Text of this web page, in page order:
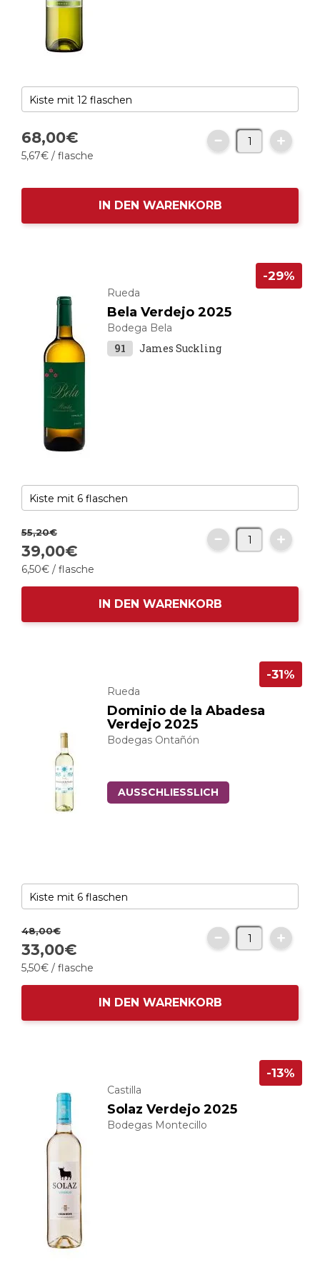
68,00€
5,67€ / flasche
IN DEN WARENKORB
Rueda
Bela Verdejo 2025
Bodega Bela
91 James Suckling
-29%
55,20€
39,00€
6,50€ / flasche
IN DEN WARENKORB
Rueda
Dominio de la Abadesa
Verdejo 2025
Bodegas Ontañón
AUSSCHLIESSLICH
-31%
48,00€
33,00€
5,50€ / flasche
IN DEN WARENKORB
Castilla
Solaz Verdejo 2025
Bodegas Montecillo
-13%